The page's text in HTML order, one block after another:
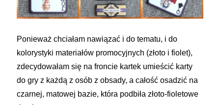
Ponieważ chciałam nawiązać i do tematu, i do
kolorystyki materiałów promocyjnych (złoto i fiolet),
zdecydowałam się na froncie kartek umieścić karty
do gry z każdą z osób z obsady, a całość osadzić na
czarnej, matowej bazie, która podbiła złoto-fioletowe